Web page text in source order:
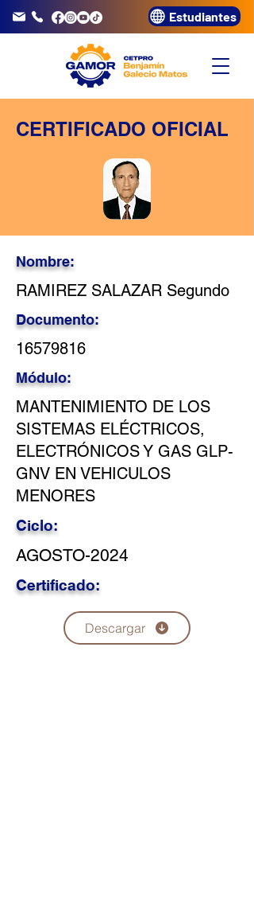
3320072 Estudiantes
CERTIFICADO OFICIAL
Nombre:
RAMIREZ SALAZAR Segundo
Documento:
16579816
Módulo:
MANTENIMIENTO DE LOS
SISTEMAS ELÉCTRICOS,
ELECTRÓNICOS Y GAS GLP-
GNV EN VEHICULOS
MENORES
Ciclo:
AGOSTO-2024
Certificado:
Descargar